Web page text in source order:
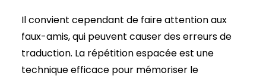
Il convient cependant de faire attention aux
faux-amis, qui peuvent causer des erreurs de
traduction. La répétition espacée est une
technique efficace pour mémoriser le